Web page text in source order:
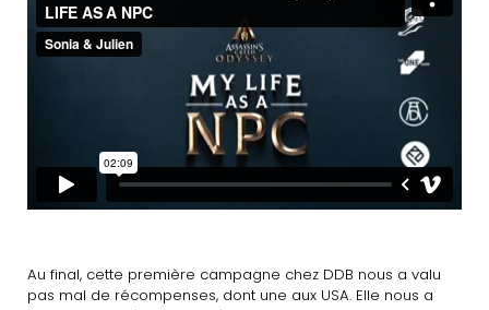
Au final, cette première campagne chez DDB nous a valu
pas mal de récompenses, dont une aux USA. Elle nous a